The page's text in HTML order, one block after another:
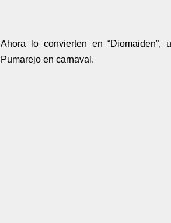
Ahora lo convierten en “Diomaiden”,
Pumarejo en carnaval.